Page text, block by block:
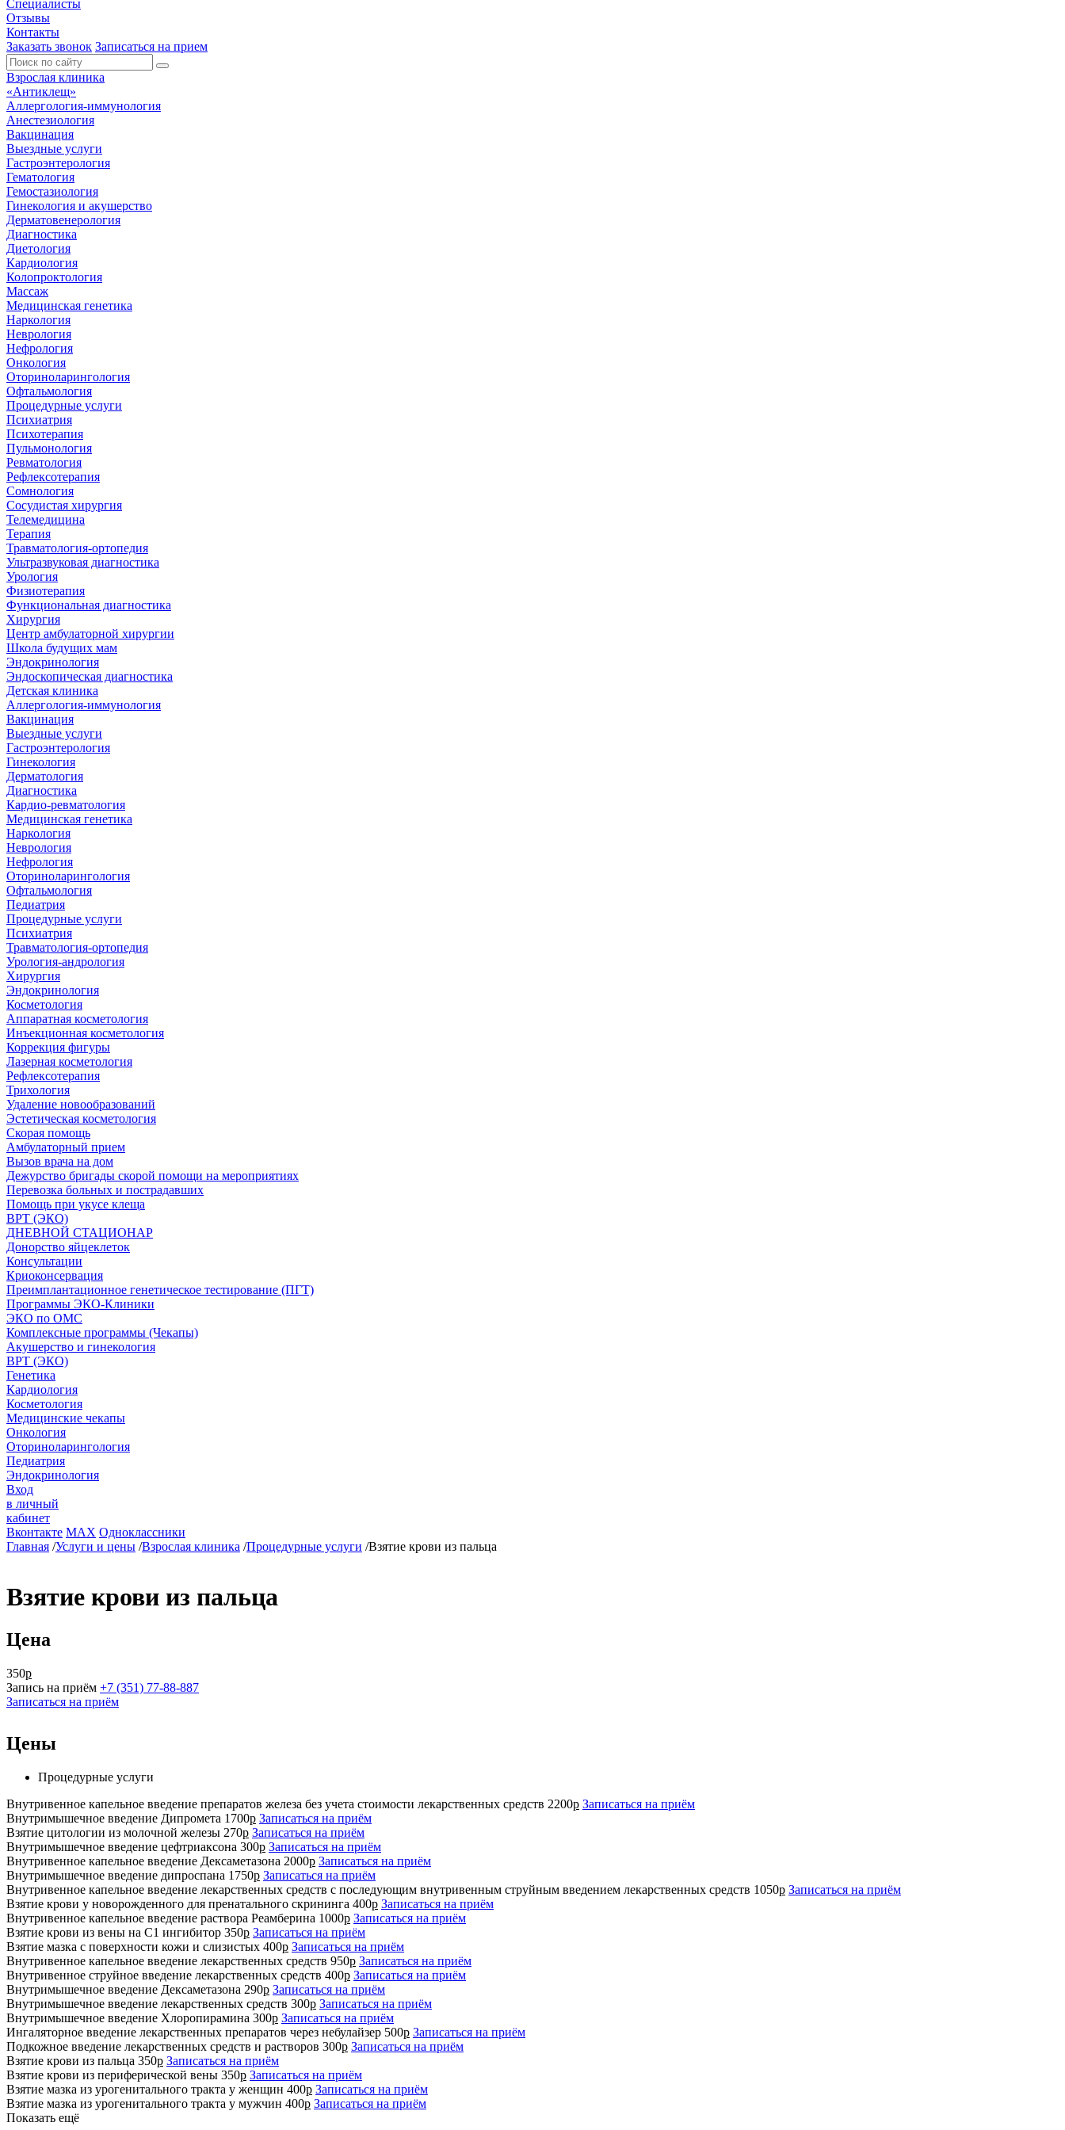
Специалисты
Отзывы
Контакты
Заказать звонок Записаться на прием
Взрослая клиника
«Антиклещ»
Аллергология-иммунология
Анестезиология
Вакцинация
Выездные услуги
Гастроэнтерология
Гематология
Гемостазиология
Гинекология и акушерство
Дерматовенерология
Диагностика
Диетология
Кардиология
Колопроктология
Массаж
Медицинская генетика
Наркология
Неврология
Нефрология
Онкология
Оториноларингология
Офтальмология
Процедурные услуги
Психиатрия
Психотерапия
Пульмонология
Ревматология
Рефлексотерапия
Сомнология
Сосудистая хирургия
Телемедицина
Терапия
Травматология-ортопедия
Ультразвуковая диагностика
Урология
Физиотерапия
Функциональная диагностика
Хирургия
Центр амбулаторной хирургии
Школа будущих мам
Эндокринология
Эндоскопическая диагностика
Детская клиника
Аллергология-иммунология
Вакцинация
Выездные услуги
Гастроэнтерология
Гинекология
Дерматология
Диагностика
Кардио-ревматология
Медицинская генетика
Наркология
Неврология
Нефрология
Оториноларингология
Офтальмология
Педиатрия
Процедурные услуги
Психиатрия
Травматология-ортопедия
Урология-андрология
Хирургия
Эндокринология
Косметология
Аппаратная косметология
Инъекционная косметология
Коррекция фигуры
Лазерная косметология
Рефлексотерапия
Трихология
Удаление новообразований
Эстетическая косметология
Скорая помощь
Амбулаторный прием
Вызов врача на дом
Дежурство бригады скорой помощи на мероприятиях
Перевозка больных и пострадавших
Помощь при укусе клеща
ВРТ (ЭКО)
ДНЕВНОЙ СТАЦИОНАР
Донорство яйцеклеток
Консультации
Криоконсервация
Преимплантационное генетическое тестирование (ПГТ)
Программы ЭКО-Клиники
ЭКО по ОМС
Комплексные программы (Чекапы)
Акушерство и гинекология
ВРТ (ЭКО)
Генетика
Кардиология
Косметология
Медицинские чекапы
Онкология
Оториноларингология
Педиатрия
Эндокринология
Вход
в личный
кабинет
Вконтакте MAX Одноклассники
Главная /Услуги и цены /Взрослая клиника /Процедурные услуги /Взятие крови из пальца
Взятие крови из пальца
Цена
350р
Запись на приём +7 (351) 77-88-887
Записаться на приём
Цены
Процедурные услуги
Внутривенное капельное введение препаратов железа без учета стоимости лекарственных средств 2200р Записаться на приём
Внутримышечное введение Дипромета 1700р Записаться на приём
Взятие цитологии из молочной железы 270р Записаться на приём
Внутримышечное введение цефтриаксона 300р Записаться на приём
Внутривенное капельное введение Дексаметазона 2000р Записаться на приём
Внутримышечное введение дипроспана 1750р Записаться на приём
Внутривенное капельное введение лекарственных средств с последующим внутривенным струйным введением лекарственных средств 1050р Записаться на приём
Взятие крови у новорожденного для пренатального скрининга 400р Записаться на приём
Внутривенное капельное введение раствора Реамберина 1000р Записаться на приём
Взятие крови из вены на С1 ингибитор 350р Записаться на приём
Взятие мазка с поверхности кожи и слизистых 400р Записаться на приём
Внутривенное капельное введение лекарственных средств 950р Записаться на приём
Внутривенное струйное введение лекарственных средств 400р Записаться на приём
Внутримышечное введение Дексаметазона 290р Записаться на приём
Внутримышечное введение лекарственных средств 300р Записаться на приём
Внутримышечное введение Хлоропирамина 300р Записаться на приём
Ингаляторное введение лекарственных препаратов через небулайзер 500р Записаться на приём
Подкожное введение лекарственных средств и растворов 300р Записаться на приём
Взятие крови из пальца 350р Записаться на приём
Взятие крови из периферической вены 350р Записаться на приём
Взятие мазка из урогенитального тракта у женщин 400р Записаться на приём
Взятие мазка из урогенитального тракта у мужчин 400р Записаться на приём
Показать ещё